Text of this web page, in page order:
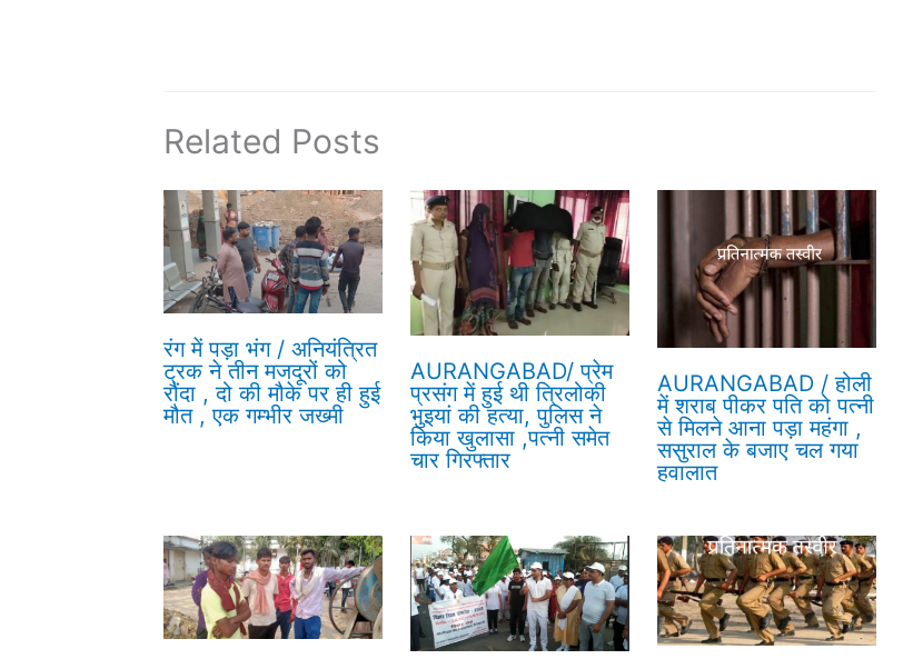
Related Posts
रंग में पड़ा भंग / अनियंत्रित
ट्रक ने तीन मजदूरों को
रौंदा , दो की मौके पर ही हुई
मौत , एक गम्भीर जख्मी
AURANGABAD/ प्रेम
प्रसंग में हुई थी त्रिलोकी
भुइयां की हत्या, पुलिस ने
किया खुलासा ,पत्नी समेत
चार गिरफ्तार
AURANGABAD / होली
में शराब पीकर पति को पत्नी
से मिलने आना पड़ा महंगा ,
ससुराल के बजाए चल गया
हवालात